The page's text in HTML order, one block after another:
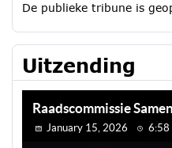
De publieke tribune is
Uitzending